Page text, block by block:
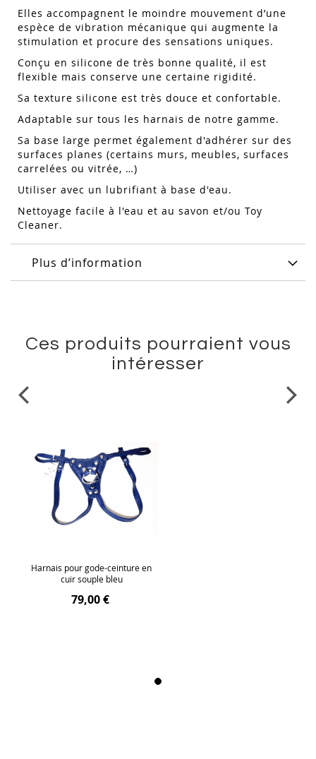
Elles accompagnent le moindre mouvement d’une
espèce de vibration mécanique qui augmente la
stimulation et procure des sensations uniques.
Conçu en silicone de très bonne qualité, il est
flexible mais conserve une certaine rigidité.
Sa texture silicone est très douce et confortable.
Adaptable sur tous les harnais de notre gamme.
Sa base large permet également d'adhérer sur des
surfaces planes (certains murs, meubles, surfaces
carrelées ou vitrée, …)
Utiliser avec un lubrifiant à base d'eau.
Nettoyage facile à l'eau et au savon et/ou Toy
Cleaner.
Plus d’information
Ces produits pourraient vous
intéresser
Harnais pour gode-ceinture en
cuir souple bleu
79,00 €